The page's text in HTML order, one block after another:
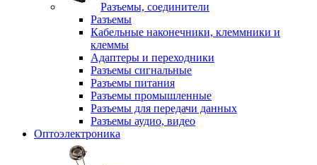
Разъемы, соединители
Разъемы
Кабельные наконечники, клеммники и
клеммы
Адаптеры и переходники
Разъемы сигнальные
Разъемы питания
Разъемы промышленные
Разъемы для передачи данных
Разъемы аудио, видео
Оптоэлектроника